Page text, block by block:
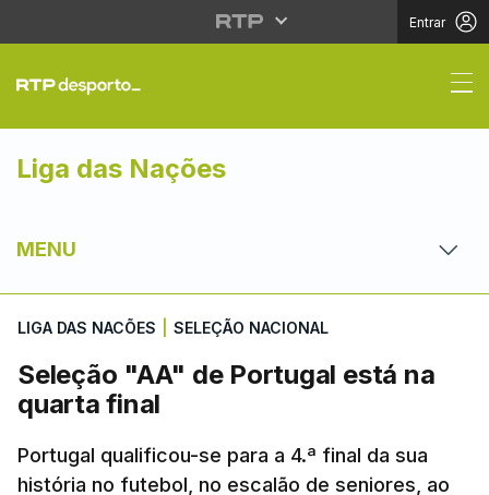
Entrar
Seleção "AA" de
Liga das Nações
MENU
LIGA DAS NACÕES SELEÇÃO NACIONAL
Seleção "AA" de Portugal está na
quarta final
Portugal qualificou-se para a 4.ª final da sua
história no futebol, no escalão de seniores, ao